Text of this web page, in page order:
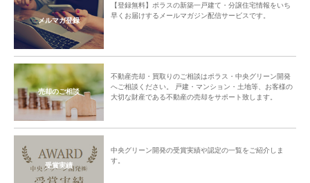
メルマガ登録
【登録無料】ポラスの新築一戸建て・分譲住宅情報をいち
早くお届けするメールマガジン配信サービスです。
売却のご相談
不動産売却・買取りのご相談はポラス・中央グリーン開発
へご相談ください。 戸建・マンション・土地等、お客様の
大切な財産である不動産の売却をサポート致します。
受賞実績
中央グリーン開発の受賞実績や認定の一覧をご紹介しま
す。